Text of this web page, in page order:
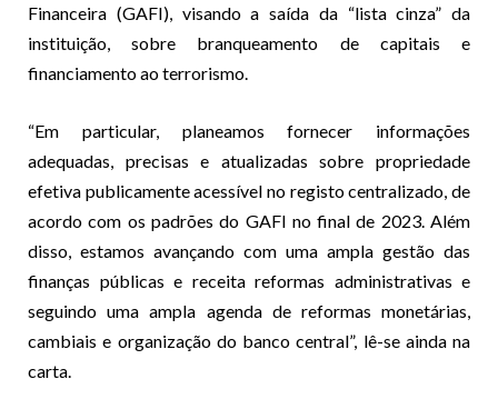
Financeira (GAFI), visando a saída da “lista cinza” da
instituição, sobre branqueamento de capitais e
financiamento ao terrorismo.
“Em particular, planeamos fornecer informações
adequadas, precisas e atualizadas sobre propriedade
efetiva publicamente acessível no registo centralizado, de
acordo com os padrões do GAFI no final de 2023. Além
disso, estamos avançando com uma ampla gestão das
finanças públicas e receita reformas administrativas e
seguindo uma ampla agenda de reformas monetárias,
cambiais e organização do banco central”, lê-se ainda na
carta.